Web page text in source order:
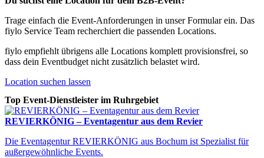
Trage einfach die Event-Anforderungen in unser Formular ein. Das
fiylo Service Team recherchiert die passenden Locations.
fiylo empfiehlt übrigens alle Locations komplett provisionsfrei, so
dass dein Eventbudget nicht zusätzlich belastet wird.
Location suchen lassen
Top Event-Dienstleister im Ruhrgebiet
REVIERKÖNIG – Eventagentur aus dem Revier
Die Eventagentur REVIERKÖNIG aus Bochum ist Spezialist für
außergewöhnliche Events.